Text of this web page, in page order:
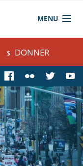
MENU
DONNER